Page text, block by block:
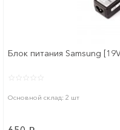
Блок питания Samsung
Основной склад: 2 шт